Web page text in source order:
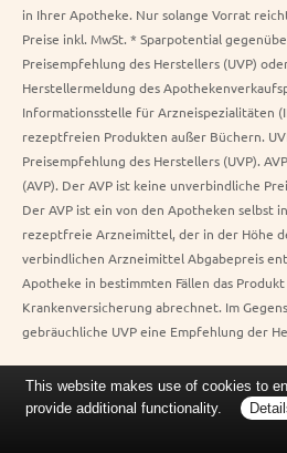
in Ihrer Apotheke. Nur solange Vorrat
Preise inkl. MwSt. * Sparpotential
Preisempfehlung des Herstellers (UVP)
Herstellermeldung des
Informationsstelle für Arzneispezialitäten
rezeptfreien Produkten außer Büchern.
Preisempfehlung des Herstellers (UVP).
(AVP). Der AVP ist keine unverbindliche
Der AVP ist ein von den Apotheken selbst
rezeptfreie Arzneimittel, der in der Höhe
verbindlichen Arzneimittel Abgabepreis
Apotheke in bestimmten Fällen das
Krankenversicherung abrechnet. Im
gebräuchliche UVP eine Empfehlung der
This website makes use of cookies to
provide additional functionality.